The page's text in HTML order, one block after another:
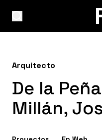
Arquitecto
De la
Millán,